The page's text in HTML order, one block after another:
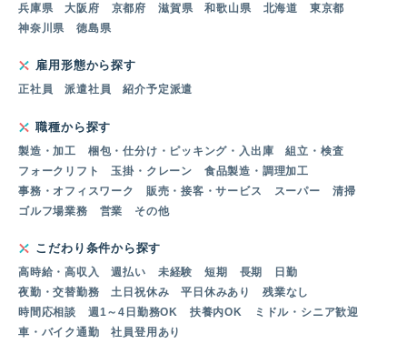
兵庫県 大阪府 京都府 滋賀県 和歌山県 北海道
東京都
神奈川県
徳島県
雇用形態から探す
正社員 派遣社員 紹介予定派遣
職種から探す
製造・加工 梱包・仕分け・ピッキング・入出庫
組立・検査
フォークリフト
玉掛・クレーン
食品製造・調理加工
事務・オフィスワーク
販売・接客・サービス スーパー
清掃
ゴルフ場業務
営業 その他
こだわり条件から探す
高時給・高収入 週払い 未経験 短期 長期
日勤
夜勤・交替勤務
土日祝休み 平日休みあり
残業なし
時間応相談
週1～4日勤務OK 扶養内OK
ミドル・シニア歓迎
車・バイク通勤
社員登用あり